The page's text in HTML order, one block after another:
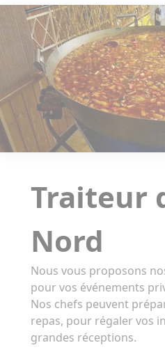
Traiteur
Nord
Nous vous proposons
pour vos événements
Nos chefs peuvent
repas, pour régaler vos
grandes réceptions.